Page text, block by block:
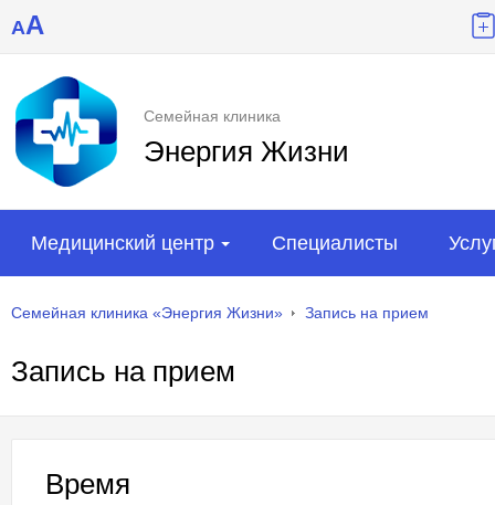
AA
Семейная клиника
Энергия Жизни
Медицинский центр Специалисты
Семейная клиника «Энергия Жизни» Запись на прием
Запись на прием
Время